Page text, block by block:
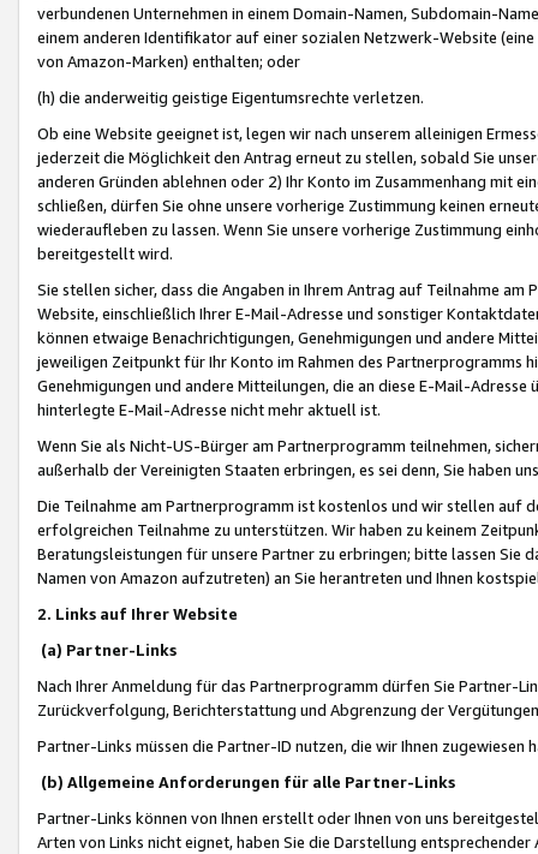
verbundenen Unternehmen in einem Domain-Namen, Subdomain-
einem anderen Identifikator auf einer sozialen Netzwerk-Website
von Amazon-Marken) enthalten; oder
(h) die anderweitig geistige Eigentumsrechte verletzen.
Ob eine Website geeignet ist, legen wir nach unserem alleinigen
jederzeit die Möglichkeit den Antrag erneut zu stellen, sobald Sie
anderen Gründen ablehnen oder 2) Ihr Konto im Zusammenhang mit
schließen, dürfen Sie ohne unsere vorherige Zustimmung keinen
wiederaufleben zu lassen. Wenn Sie unsere vorherige Zustimmung
bereitgestellt wird.
Sie stellen sicher, dass die Angaben in Ihrem Antrag auf Teilnahme
Website, einschließlich Ihrer E-Mail-Adresse und sonstiger
können etwaige Benachrichtigungen, Genehmigungen und andere
jeweiligen Zeitpunkt für Ihr Konto im Rahmen des Partnerprogramms
Genehmigungen und andere Mitteilungen, die an diese E-Mail-
hinterlegte E-Mail-Adresse nicht mehr aktuell ist.
Wenn Sie als Nicht-US-Bürger am Partnerprogramm teilnehmen,
außerhalb der Vereinigten Staaten erbringen, es sei denn, Sie haben
Die Teilnahme am Partnerprogramm ist kostenlos und wir stellen auf
erfolgreichen Teilnahme zu unterstützen. Wir haben zu keinem
Beratungsleistungen für unsere Partner zu erbringen; bitte lassen Sie
Namen von Amazon aufzutreten) an Sie herantreten und Ihnen
2. Links auf Ihrer Website
(a) Partner-Links
Nach Ihrer Anmeldung für das Partnerprogramm dürfen Sie Partner-
Zurückverfolgung, Berichterstattung und Abgrenzung der
Partner-Links müssen die Partner-ID nutzen, die wir Ihnen zugewiesen
(b) Allgemeine Anforderungen für alle Partner-Links
Partner-Links können von Ihnen erstellt oder Ihnen von uns
Arten von Links nicht eignet, haben Sie die Darstellung